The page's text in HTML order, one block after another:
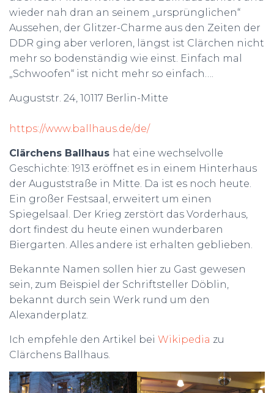
wieder nah dran an seinem „ursprünglichen“
Aussehen, der Glitzer-Charme aus den Zeiten der
DDR ging aber verloren, längst ist Clärchen nicht
mehr so bodenständig wie einst. Einfach mal
„Schwoofen“ ist nicht mehr so einfach….
Auguststr. 24, 10117 Berlin-Mitte
https://www.ballhaus.de/de/
Clärchens Ballhaus hat eine wechselvolle
Geschichte: 1913 eröffnet es in einem Hinterhaus
der Auguststraße in Mitte. Da ist es noch heute.
Ein großer Festsaal, erweitert um einen
Spiegelsaal. Der Krieg zerstört das Vorderhaus,
dort findest du heute einen wunderbaren
Biergarten. Alles andere ist erhalten geblieben.
Bekannte Namen sollen hier zu Gast gewesen
sein, zum Beispiel der Schriftsteller Döblin,
bekannt durch sein Werk rund um den
Alexanderplatz.
Ich empfehle den Artikel bei Wikipedia zu
Clärchens Ballhaus.